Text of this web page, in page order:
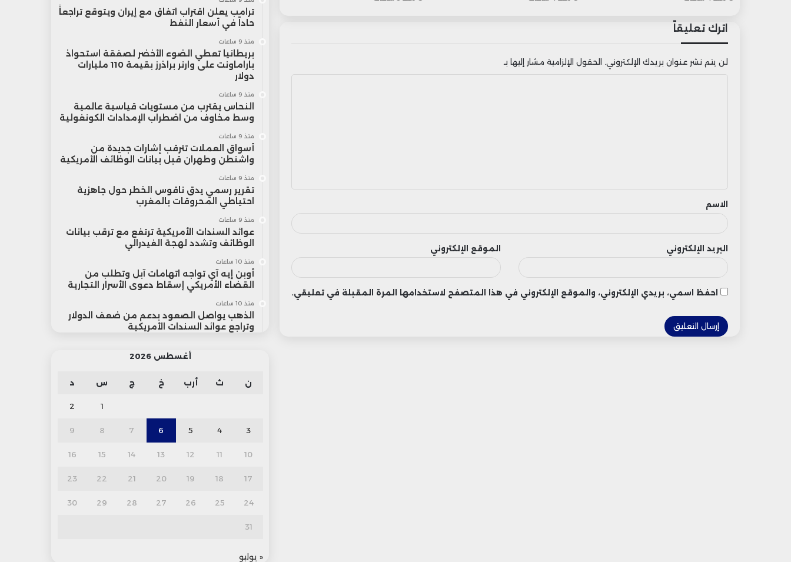
اترك تعليقاً
لن يتم نشر عنوان بريدك الإلكتروني. الحقول الإلزامية مشار إليها بـ
ق
الاسم
البريد الإلكتروني الموقع الإلكتروني
احفظ اسمي، بريدي الإلكتروني، والموقع الإلكتروني في هذا المتصفح لاستخدامها المرة المقبلة في تعليقي.
ترامب يعلن اقتراب اتفاق مع إيران ويتوقع تراجعاً
حاداً في أسعار النفط
منذ 9 ساعات
بريطانيا تعطي الضوء الأخضر لصفقة استحواذ
باراماونت على وارنر براذرز بقيمة 110 مليارات
دولار
منذ 9 ساعات
النحاس يقترب من مستويات قياسية عالمية
وسط مخاوف من اضطراب الإمدادات الكونغولية
منذ 9 ساعات
أسواق العملات تترقب إشارات جديدة من
واشنطن وطهران قبل بيانات الوظائف الأمريكية
منذ 9 ساعات
تقرير رسمي يدق ناقوس الخطر حول جاهزية
احتياطي المحروقات بالمغرب
منذ 9 ساعات
عوائد السندات الأمريكية ترتفع مع ترقب بيانات
الوظائف وتشدد لهجة الفيدرالي
منذ 10 ساعات
أوبن إيه آي تواجه اتهامات آبل وتطلب من
القضاء الأمريكي إسقاط دعوى الأسرار التجارية
منذ 10 ساعات
الذهب يواصل الصعود بدعم من ضعف الدولار
وتراجع عوائد السندات الأمريكية
أغسطس 2026
ن ث أرب خ ج س د
1
2
3
4
5
6
7
8
9
10
11
12
13
14
15
16
17
18
19
20
21
22
23
24
25
26
27
28
29
30
31
« يوليو